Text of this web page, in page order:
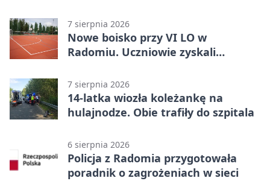
7 sierpnia 2026
Nowe boisko przy VI LO w
Radomiu. Uczniowie zyskali
7 sierpnia 2026
14-latka wiozła koleżankę na
hulajnodze. Obie trafiły do szpitala
6 sierpnia 2026
Policja z Radomia przygotowała
poradnik o zagrożeniach w sieci